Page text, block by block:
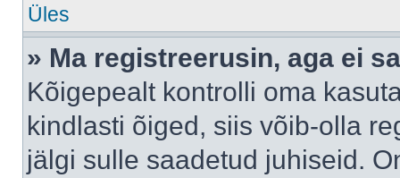
Üles
» Ma registreerusin, aga ei
Kõigepealt kontrolli oma
kindlasti õiged, siis võib-olla
jälgi sulle saadetud juhiseid.